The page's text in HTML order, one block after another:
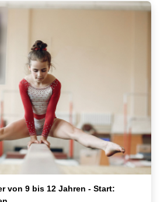
von 9 bis 12 Jahren - Start: